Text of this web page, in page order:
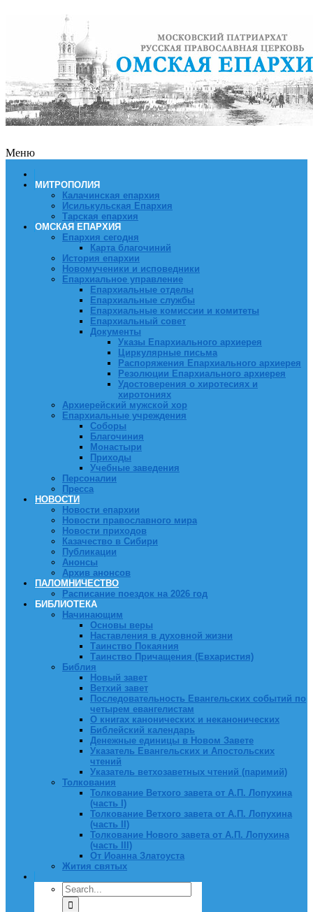
Меню
МИТРОПОЛИЯ
Калачинская епархия
Исилькульская Епархия
Тарская епархия
ОМСКАЯ ЕПАРХИЯ
Епархия сегодня
Карта благочиний
История епархии
Новомученики и исповедники
Епархиальное управление
Епархиальные отделы
Епархиальные службы
Епархиальные комиссии и комитеты
Епархиальный совет
Документы
Указы Епархиального архиерея
Циркулярные письма
Распоряжения Епархиального архиерея
Резолюции Епархиального архиерея
Удостоверения о хиротесиях и
хиротониях
Архиерейский мужской хор
Епархиальные учреждения
Соборы
Благочиния
Монастыри
Приходы
Учебные заведения
Персоналии
Пресса
НОВОСТИ
Новости епархии
Новости православного мира
Новости приходов
Казачество в Сибири
Публикации
Анонсы
Архив анонсов
ПАЛОМНИЧЕСТВО
Расписание поездок на 2026 год
БИБЛИОТЕКА
Начинающим
Основы веры
Наставления в духовной жизни
Таинство Покаяния
Таинство Причащения (Евхаристия)
Библия
Новый завет
Ветхий завет
Последовательность Евангельских событий по
четырем евангелистам
О книгах канонических и неканонических
Библейский календарь
Денежные единицы в Новом Завете
Указатель Евангельских и Апостольских
чтений
Указатель ветхозаветных чтений (паримий)
Толкования
Толкование Ветхого завета от А.П. Лопухина
(часть I)
Толкование Ветхого завета от А.П. Лопухина
(часть II)
Толкование Нового завета от А.П. Лопухина
(часть III)
От Иоанна Златоуста
Жития святых